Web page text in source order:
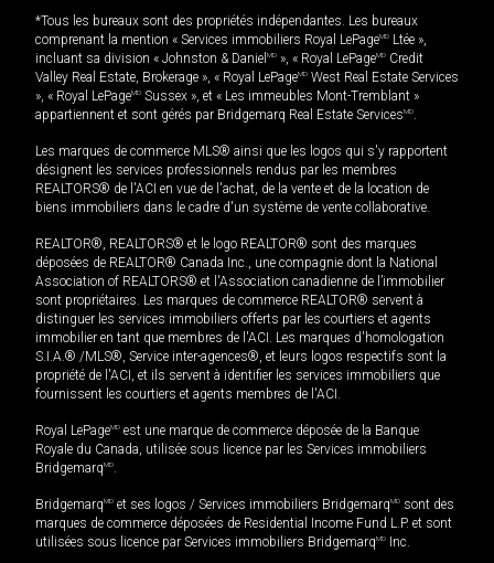
*Tous les bureaux sont des propriétés indépendantes. Les bureaux
comprenant la mention « Services immobiliers Royal LePageMD Ltée »,
incluant sa division « Johnston & Daniel MD », « Royal LePageMD Credit
Valley Real Estate, Brokerage », « Royal LePageMD West Real Estate Services
», « Royal LePageMD Sussex », et « Les immeubles Mont-Tremblant »
appartiennent et sont gérés par Bridgemarq Real Estate ServicesMD.
Les marques de commerce MLS® ainsi que les logos qui s'y rapportent
désignent les services professionnels rendus par les membres
REALTORS® de l'ACI en vue de l'achat, de la vente et de la location de
biens immobiliers dans le cadre d'un système de vente collaborative.
REALTOR®, REALTORS® et le logo REALTOR® sont des marques
déposées de REALTOR® Canada Inc., une compagnie dont la National
Association of REALTORS® et l'Association canadienne de l’immobilier
sont propriétaires. Les marques de commerce REALTOR® servent à
distinguer les services immobiliers offerts par les courtiers et agents
immobilier en tant que membres de l'ACI. Les marques d'homologation
S.I.A.® /MLS®, Service inter-agences®, et leurs logos respectifs sont la
propriété de l'ACI, et ils servent à identifier les services immobiliers que
fournissent les courtiers et agents membres de l'ACI.
Royal LePageMD est une marque de commerce déposée de la Banque
Royale du Canada, utilisée sous licence par les Services immobiliers
BridgemarqMD.
BridgemarqMD et ses logos / Services immobiliers BridgemarqMD sont des
marques de commerce déposées de Residential Income Fund L.P. et sont
utilisées sous licence par Services immobiliers BridgemarqMD Inc.